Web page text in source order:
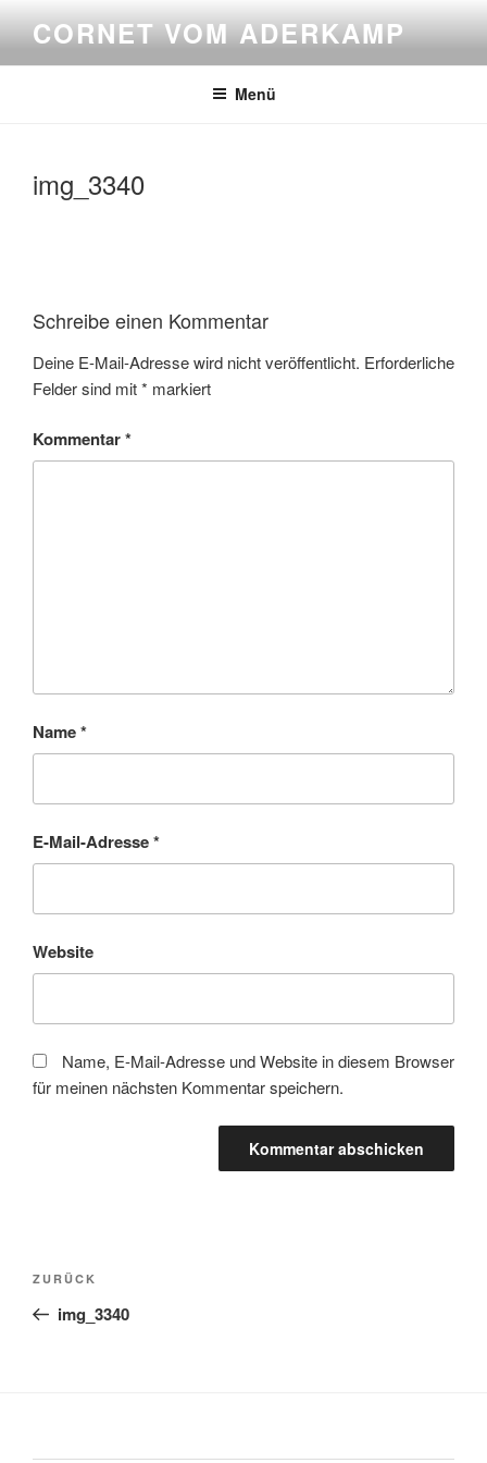
Inhalt
springen
CORNET VOM ADERKAMP
Menü
img_3340
Schreibe einen Kommentar
Deine E-Mail-Adresse wird nicht veröffentlicht. Erforderliche
Felder sind mit* markiert
Kommentar*
Name*
E-Mail-Adresse*
Website
Name, E-Mail-Adresse und Website in diesem Browser
für meinen nächsten Kommentar speichern.
Beitragsnavigation
Vorheriger
Beitrag
ZURÜCK
img_3340